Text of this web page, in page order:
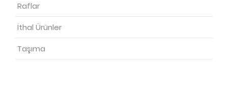
Raflar
İthal Ürünler
Taşıma